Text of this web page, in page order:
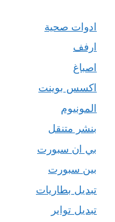
ادوات صحية
ارفف
اصباغ
اكسس بوينت
المونيوم
بنشر متنقل
بي ان سبورت
بين سبورت
تبديل بطاريات
تبديل تواير